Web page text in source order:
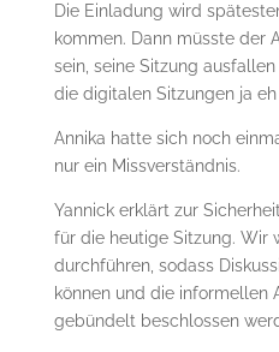
Die Einladung wird
kommen. Dann müsste der
sein, seine Sitzung
die digitalen Sitzungen ja
Annika hatte sich noch
nur ein Missverständnis.
Yannick erklärt zur
für die heutige Sitzung. Wir
durchführen, sodass
können und die informellen
gebündelt beschlossen